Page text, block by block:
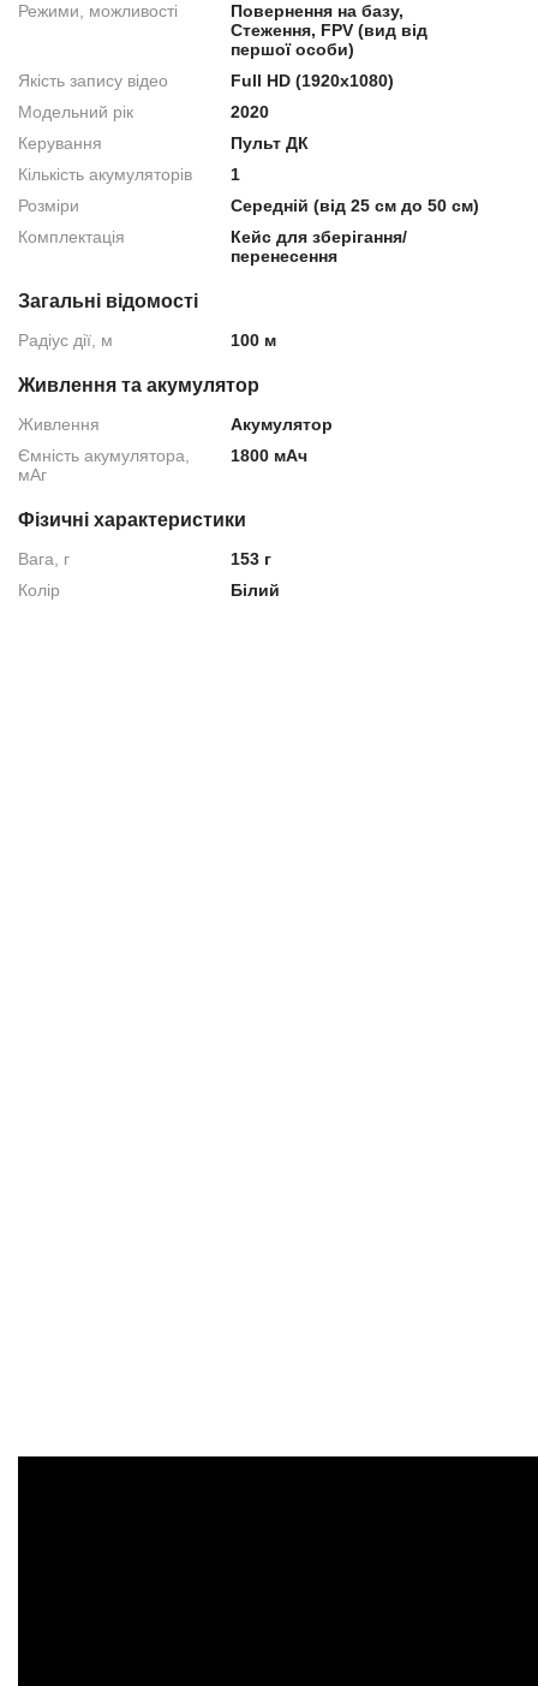
Режими, можливості
Повернення на базу,
Стеження, FPV (вид від
першої особи)
Якість запису відео
Full HD (1920x1080)
Модельний рік
2020
Керування
Пульт ДК
Кількість акумуляторів
1
Розміри
Середній (від 25 см до 50 см)
Комплектація
Кейс для зберігання/
перенесення
Загальні відомості
Радіус дії, м 100 м
Живлення та акумулятор
Живлення
Акумулятор
Ємність акумулятора,
мАг
1800 мАч
Фізичні характеристики
Вага, г
153 г
Колір
Білий